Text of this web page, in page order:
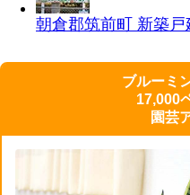
朝倉郡筑前町 新築戸
ブルーミ
17,000
園芸